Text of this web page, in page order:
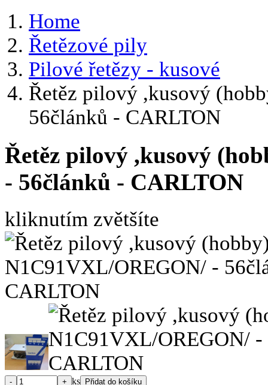
Home
Řetězové pily
Pilové řetězy - kusové
Řetěz pilový ,kusový
56článků - CARLTON
Řetěz pilový ,kusový
- 56článků - CARLTON
kliknutím zvětšíte
ks